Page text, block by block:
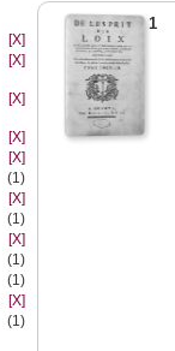
[X]
[X]
[X]
[X]
[X]
(1)
[X]
(1)
[X]
(1)
(1)
[X]
(1)
1